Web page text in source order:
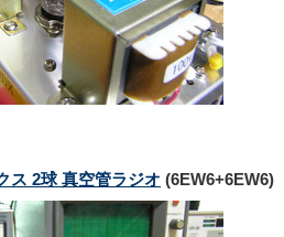
ス 2球 真空管ラジオ